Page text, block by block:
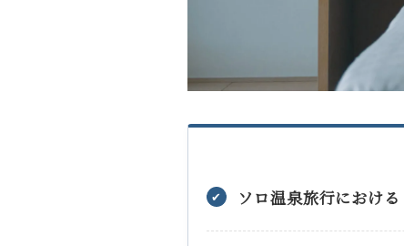
✔ ソロ温泉旅行におけ